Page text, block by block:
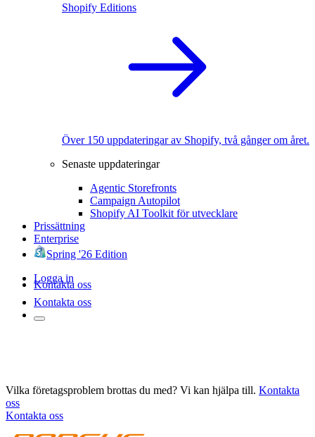
Shopify Editions
Över 150 uppdateringar av Shopify, två gånger om året.
Senaste uppdateringar
Agentic Storefronts
Campaign Autopilot
Shopify AI Toolkit för utvecklare
Prissättning
Enterprise
Spring '26 Edition
Logga in
Kontakta oss
Kontakta oss
Vilka företagsproblem brottas du med? Vi kan hjälpa till. Kontakta
oss
Kontakta oss